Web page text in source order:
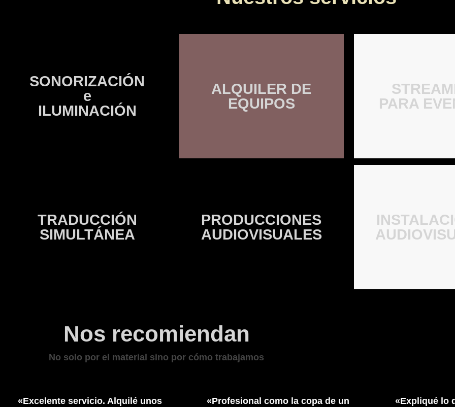
SONORIZACIÓN
e
ILUMINACIÓN
ALQUILER DE
EQUIPOS
PARA
TRADUCCIÓN
SIMULTÁNEA
PRODUCCIONES
AUDIOVISUALES
Nos recomiendan
No solo por el material sino por cómo trabajamos
«Excelente servicio. Alquilé unos
«Profesional como la copa de un
«Expliqué lo